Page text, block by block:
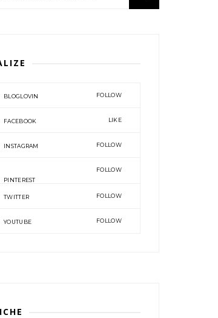
BLOGLOVIN FOLLOW
FACEBOOK LIKE
INSTAGRAM FOLLOW
PINTEREST
FOLLOW
TWITTER FOLLOW
YOUTUBE FOLLOW